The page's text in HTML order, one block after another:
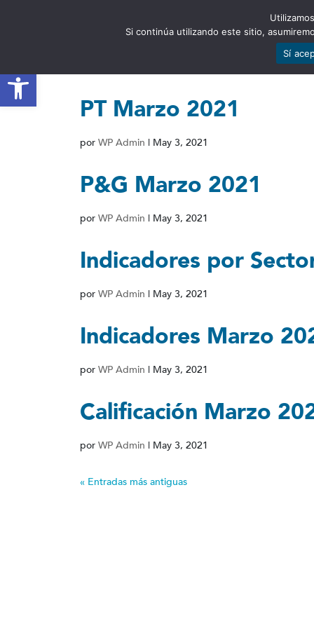
Abrir barra de herramientas
PT Marzo 2021
por WP Admin | May 3, 2021
P&G Marzo 2021
por WP Admin | May 3, 2021
Indicadores por
por WP Admin | May 3, 2021
Indicadores Marzo
por WP Admin | May 3, 2021
Calificación Marzo
por WP Admin | May 3, 2021
« Entradas más antiguas
Si continúa utilizando este sitio,
Sí